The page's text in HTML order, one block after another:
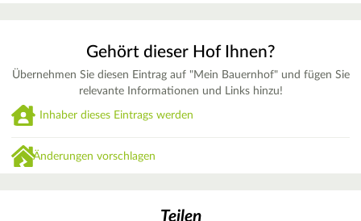
Gehört dieser Hof Ihnen?
Übernehmen Sie diesen Eintrag auf "Mein Bauernhof" und fügen Sie
relevante Informationen und Links hinzu!
Inhaber dieses Eintrags werden
Änderungen vorschlagen
Teilen